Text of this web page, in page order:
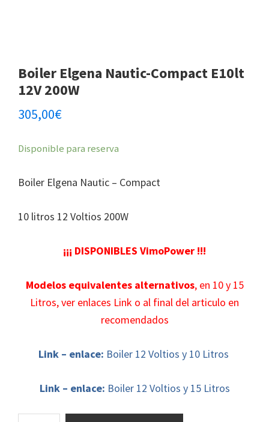
Boiler Elgena Nautic-Compact E10lt
12V 200W
305,00€
Disponible para reserva
Boiler Elgena Nautic – Compact
10 litros 12 Voltios 200W
¡¡¡ DISPONIBLES VimoPower !!!
Modelos equivalentes alternativos, en 10 y 15
Litros, ver enlaces Link o al final del articulo en
recomendados
Link – enlace: Boiler 12 Voltios y 10 Litros
Link – enlace: Boiler12 Voltios y 15 Litros